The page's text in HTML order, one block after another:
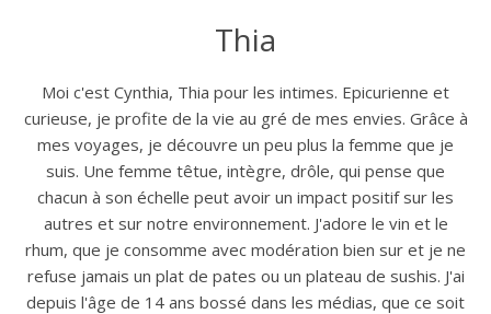
Thia
Moi c'est Cynthia, Thia pour les intimes. Epicurienne et
curieuse, je profite de la vie au gré de mes envies. Grâce à
mes voyages, je découvre un peu plus la femme que je
suis. Une femme têtue, intègre, drôle, qui pense que
chacun à son échelle peut avoir un impact positif sur les
autres et sur notre environnement. J'adore le vin et le
rhum, que je consomme avec modération bien sur et je ne
refuse jamais un plat de pates ou un plateau de sushis. J'ai
depuis l'âge de 14 ans bossé dans les médias, que ce soit